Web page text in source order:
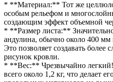
* **Материал:** Тот же
особым рельефом и
создающим эффект объемной
* **Размер листа:**
андулина, обычно около 400
Это позволяет создавать
рисунок кровли.
* **Вес:** Чрезвычайно
всего около 1,2 кг, что делает